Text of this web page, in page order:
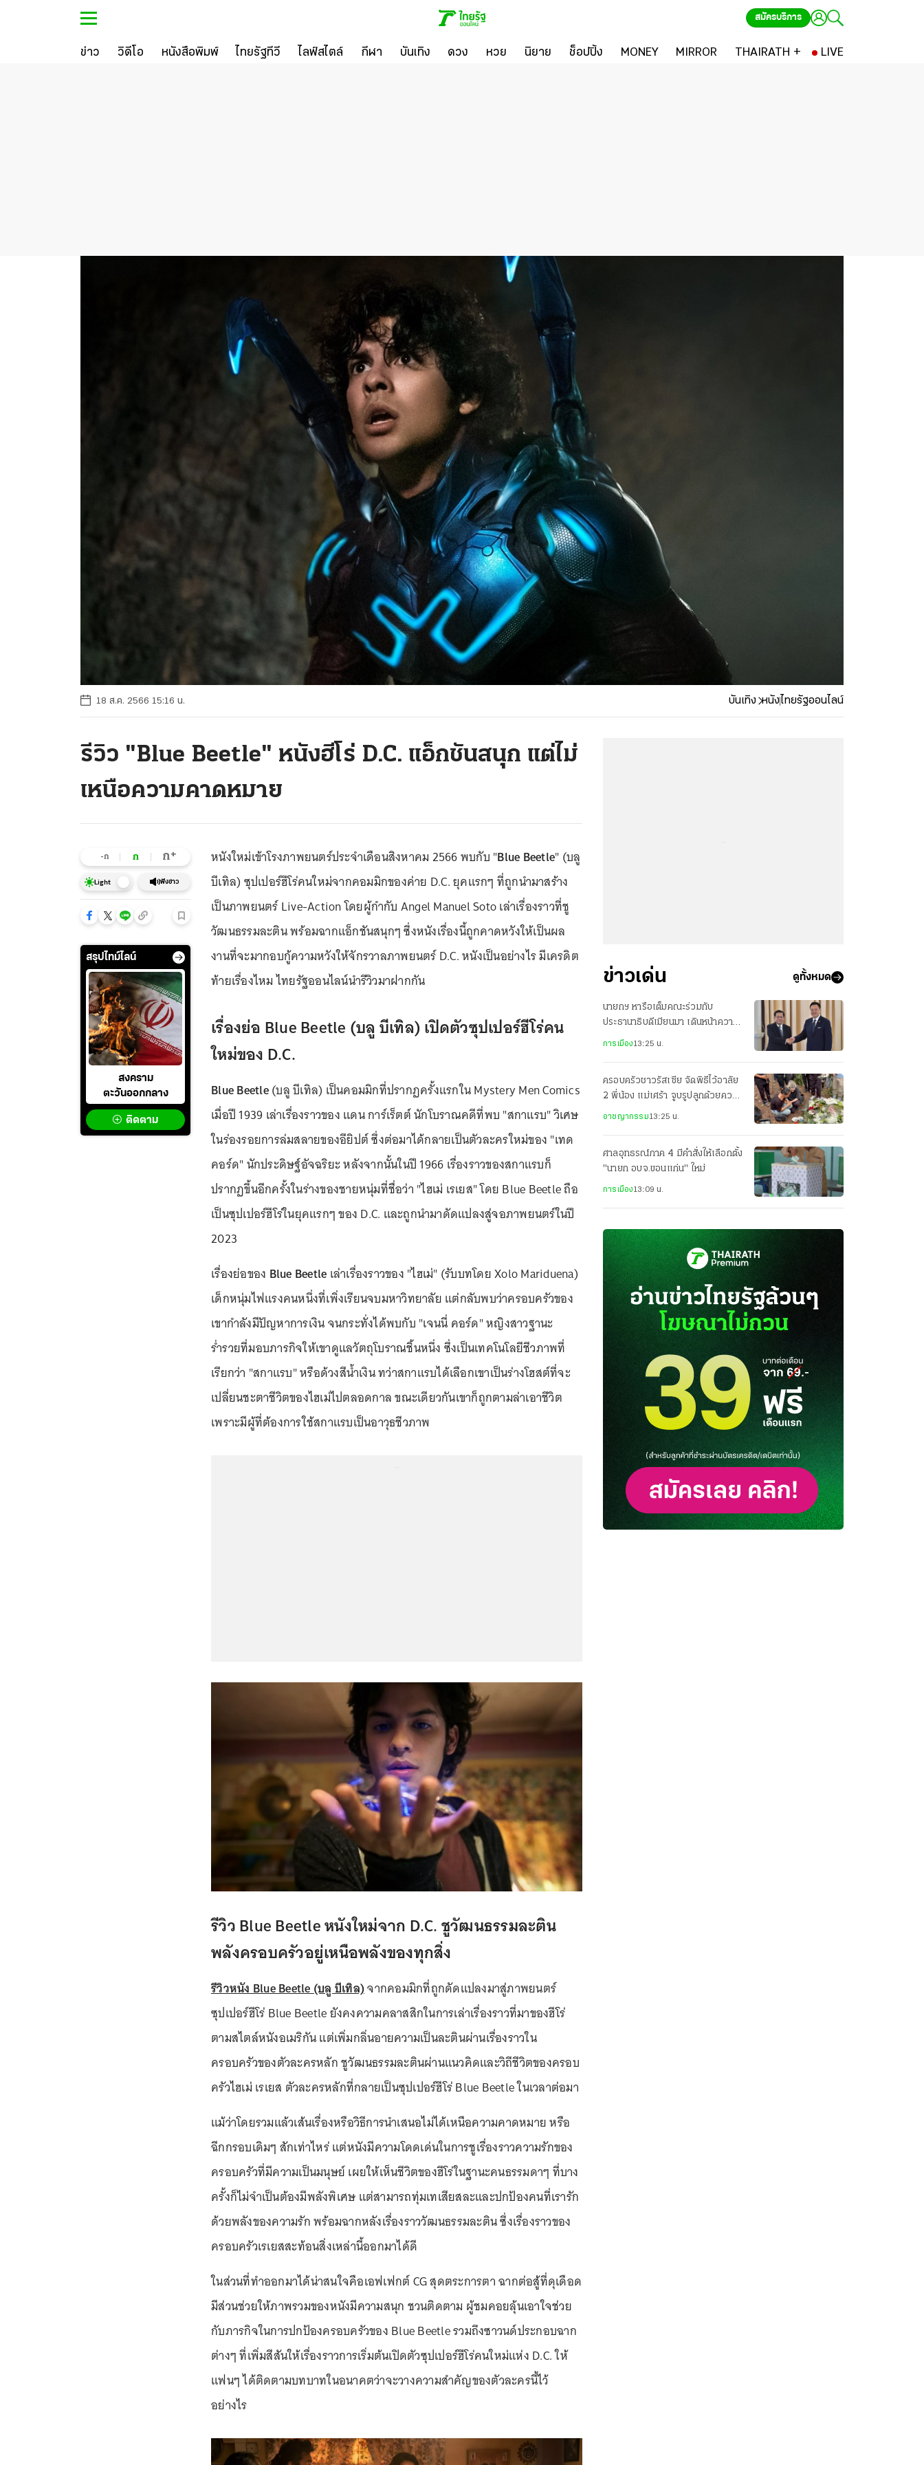
สมัครบริการ
ข่าว วิดีโอ หนังสือพิมพ์ ไทยรัฐทีวี ไลฟ์สไตล์ กีฬา บันเทิง ดวง หวย นิยาย ช็อปปิ้ง MONEY MIRROR THAIRATH + LIVE
18 ส.ค. 2566 15:16 น. บันเทิง หนังไทยรัฐออนไลน์
รีวิว "Blue Beetle" หนังฮีโร่ D.C. แอ็กชันสนุก แต่ไม่
เหนือความคาดหมาย
-ก ก ก+
Light ฟังข่าว
สรุปไทม์ไลน์
สงคราม
ตะวันออกกลาง
ติดตาม
หนังใหม่เข้าโรงภาพยนตร์ประจำเดือนสิงหาคม 2566 พบกับ "Blue Beetle" (บลู
บีเทิล) ซุปเปอร์ฮีโร่คนใหม่จากคอมมิกของค่าย D.C. ยุคแรกๆ ที่ถูกนำมาสร้าง
เป็นภาพยนตร์ Live-Action โดยผู้กำกับ Angel Manuel Soto เล่าเรื่องราวที่ชู
วัฒนธรรมละติน พร้อมฉากแอ็กชันสนุกๆ ซึ่งหนังเรื่องนี้ถูกคาดหวังให้เป็นผล
งานที่จะมากอบกู้ความหวังให้จักรวาลภาพยนตร์ D.C. หนังเป็นอย่างไร มีเครดิต
ท้ายเรื่องไหม ไทยรัฐออนไลน์นำรีวิวมาฝากกัน
เรื่องย่อ Blue Beetle (บลู บีเทิล) เปิดตัวซุปเปอร์ฮีโร่คน
ใหม่ของ D.C.
Blue Beetle(บลู บีเทิล) เป็นคอมมิกที่ปรากฏครั้งแรกใน Mystery Men Comics
เมื่อปี 1939 เล่าเรื่องราวของ แดน การ์เร็ตต์ นักโบราณคดีที่พบ "สกาแรบ" วิเศษ
ในร่องรอยการล่มสลายของอียิปต์ ซึ่งต่อมาได้กลายเป็นตัวละครใหม่ของ "เทด
คอร์ด" นักประดิษฐ์อัจฉริยะ หลังจากนั้นในปี 1966 เรื่องราวของสกาแรบก็
ปรากฏขึ้นอีกครั้งในร่างของชายหนุ่มที่ชื่อว่า "ไฮเม่ เรเยส" โดย Blue Beetle ถือ
เป็นซุปเปอร์ฮีโร่ในยุคแรกๆ ของ D.C. และถูกนำมาดัดแปลงสู่จอภาพยนตร์ในปี
2023
เรื่องย่อของ Blue Beetle เล่าเรื่องราวของ "ไฮเม่" (รับบทโดย Xolo Mariduena)
เด็กหนุ่มไฟแรงคนหนึ่งที่เพิ่งเรียนจบมหาวิทยาลัย แต่กลับพบว่าครอบครัวของ
เขากำลังมีปัญหาการเงิน จนกระทั่งได้พบกับ "เจนนี่ คอร์ด" หญิงสาวฐานะ
ร่ำรวยที่มอบภารกิจให้เขาดูแลวัตถุโบราณชิ้นหนึ่ง ซึ่งเป็นเทคโนโลยีชีวภาพที่
เรียกว่า "สกาแรบ" หรือด้วงสีน้ำเงิน ทว่าสกาแรบได้เลือกเขาเป็นร่างโฮสต์ที่จะ
เปลี่ยนชะตาชีวิตของไฮเม่ไปตลอดกาล ขณะเดียวกันเขาก็ถูกตามล่าเอาชีวิต
เพราะมีผู้ที่ต้องการใช้สกาแรบเป็นอาวุธชีวภาพ
รีวิว Blue Beetle หนังใหม่จาก D.C. ชูวัฒนธรรมละติน
พลังครอบครัวอยู่เหนือพลังของทุกสิ่ง
รีวิวหนัง Blue Beetle (บลู บีเทิล)จากคอมมิกที่ถูกดัดแปลงมาสู่ภาพยนตร์
ซุปเปอร์ฮีโร่ Blue Beetle ยังคงความคลาสสิกในการเล่าเรื่องราวที่มาของฮีโร่
ตามสไตล์หนังอเมริกัน แต่เพิ่มกลิ่นอายความเป็นละตินผ่านเรื่องราวใน
ครอบครัวของตัวละครหลัก ชูวัฒนธรรมละตินผ่านแนวคิดและวิถีชีวิตของครอบ
ครัวไฮเม่ เรเยส ตัวละครหลักที่กลายเป็นซุปเปอร์ฮีโร่ Blue Beetle ในเวลาต่อมา
แม้ว่าโดยรวมแล้วเส้นเรื่องหรือวิธีการนำเสนอไม่ได้เหนือความคาดหมาย หรือ
ฉีกกรอบเดิมๆ สักเท่าไหร่ แต่หนังมีความโดดเด่นในการชูเรื่องราวความรักของ
ครอบครัวที่มีความเป็นมนุษย์ เผยให้เห็นชีวิตของฮีโร่ในฐานะคนธรรมดาๆ ที่บาง
ครั้งก็ไม่จำเป็นต้องมีพลังพิเศษ แต่สามารถทุ่มเทเสียสละและปกป้องคนที่เรารัก
ด้วยพลังของความรัก พร้อมฉากหลังเรื่องราววัฒนธรรมละติน ซึ่งเรื่องราวของ
ครอบครัวเรเยสสะท้อนสิ่งเหล่านี้ออกมาได้ดี
ในส่วนที่ทำออกมาได้น่าสนใจคือเอฟเฟกต์ CG สุดตระการตา ฉากต่อสู้ที่ดุเดือด
มีส่วนช่วยให้ภาพรวมของหนังมีความสนุก ชวนติดตาม ผู้ชมคอยลุ้นเอาใจช่วย
กับภารกิจในการปกป้องครอบครัวของ Blue Beetle รวมถึงซาวนด์ประกอบฉาก
ต่างๆ ที่เพิ่มสีสันให้เรื่องราวการเริ่มต้นเปิดตัวซุปเปอร์ฮีโร่คนใหม่แห่ง D.C. ให้
แฟนๆ ได้ติดตามบทบาทในอนาคตว่าจะวางความสำคัญของตัวละครนี้ไว้
อย่างไร
ข่าวเด่น ดูทั้งหมด
นายกฯ หารือเต็มคณะร่วมกับ
ประธานาธิบดีเมียนมา เดินหน้าความ
ร่วมมือทุกมิติ
การเมือง13:25 น.
ครอบครัวชาวรัสเซีย จัดพิธีไว้อาลัย
2 พี่น้อง แม่เศร้า จูบรูปลูกด้วยความ
อาชญากรรม13:25 น.
ศาลอุทธรณ์ภาค 4 มีคำสั่งให้เลือกตั้ง
"นายก อบจ.ขอนแก่น" ใหม่
การเมือง13:09 น.